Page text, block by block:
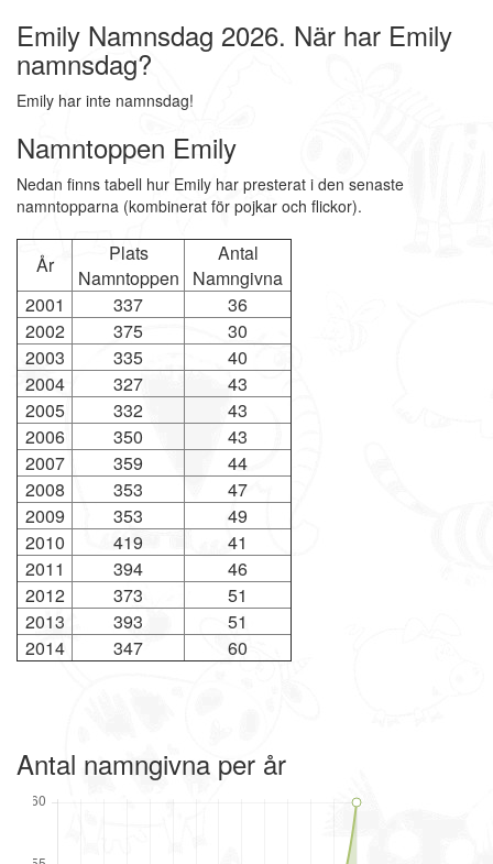
Emily Namnsdag 2026. När har Emily
namnsdag?
Emily har inte namnsdag!
Namntoppen Emily
Nedan finns tabell hur Emily har presterat i den senaste
namntopparna (kombinerat för pojkar och flickor).
År
Plats
Namntoppen
Antal
Namngivna
2001
337
36
2002
375
30
2003
335
40
2004
327
43
2005
332
43
2006
350
43
2007
359
44
2008
353
47
2009
353
49
2010
419
41
2011
394
46
2012
373
51
2013
393
51
2014
347 60
Antal namngivna per år